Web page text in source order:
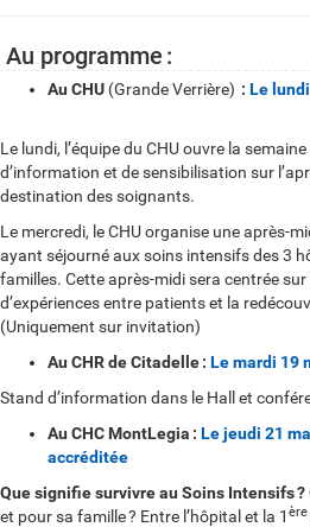
Au programme :
Au CHU (Grande Verrière) : Le
Le lundi, l’équipe du CHU ouvre la
d’information et de sensibilisation sur
destination des soignants.
Le mercredi, le CHU organise une après-
ayant séjourné aux soins intensifs des 3
familles. Cette après-midi sera centrée sur
d’expériences entre patients et la
(Uniquement sur invitation)
Au CHR de Citadelle: Le mardi 19
Stand d’information dans le Hall et
Au CHC MontLegia : Le jeudi 21
accréditée
Que signifie survivre au Soins Intensifs?
et pour sa famille? Entre l’hôpital et la 1 ère